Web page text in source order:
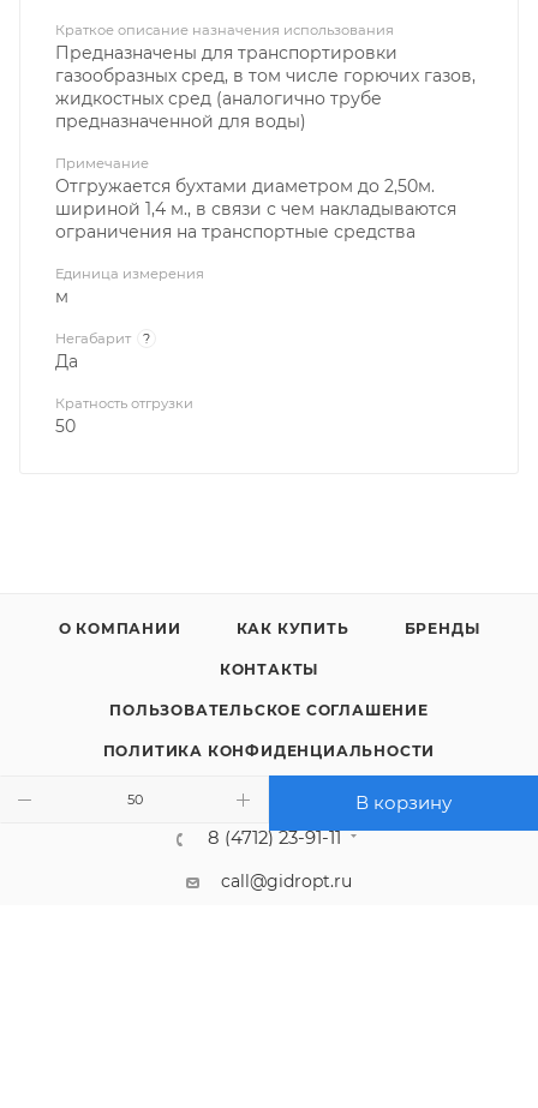
В корзину
Краткое описание назначения использования
Предназначены для транспортировки
газообразных сред, в том числе горючих газов,
жидкостных сред (аналогично трубе
предназначенной для воды)
Примечание
Отгружается бухтами диаметром до 2,50м.
шириной 1,4 м., в связи с чем накладываются
ограничения на транспортные средства
Единица измерения
м
Негабарит ?
Да
Кратность отгрузки
50
О КОМПАНИИ КАК КУПИТЬ БРЕНДЫ
КОНТАКТЫ
ПОЛЬЗОВАТЕЛЬСКОЕ СОГЛАШЕНИЕ
ПОЛИТИКА КОНФИДЕНЦИАЛЬНОСТИ
8 (4712) 23-91-11
call@gidropt.ru